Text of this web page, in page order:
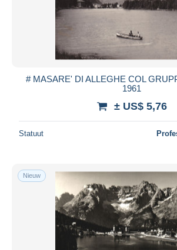
# MASARE' DI ALLEGHE COL
1961
± US$ 5,76
Statuut
Nieuw